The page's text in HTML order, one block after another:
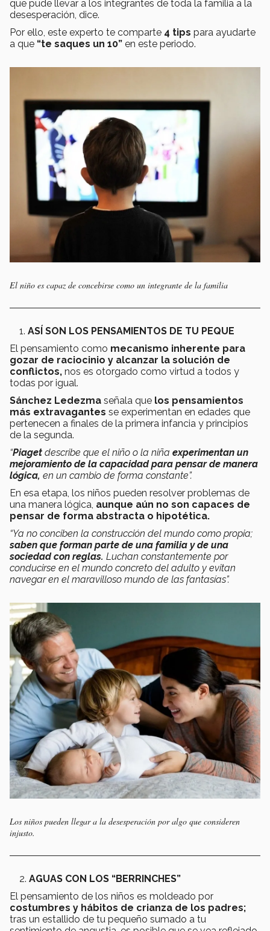
que pude llevar a los integrantes de toda la familia a la
desesperación, dice.
Por ello, este experto te comparte 4 tips para ayudarte
a que “te saques un 10” en este periodo.
El niño es capaz de concebirse como un integrante de la familia
ASÍ SON LOS PENSAMIENTOS DE TU PEQUE
El pensamiento como mecanismo inherente para
gozar de raciocinio y alcanzar la solución de
conflictos, nos es otorgado como virtud a todos y
todas por igual.
Sánchez Ledezma señala que los pensamientos
más extravagantes se experimentan en edades que
pertenecen a finales de la primera infancia y principios
de la segunda.
“Piaget describe que el niño o la niña experimentan un
mejoramiento de la capacidad para pensar de manera
lógica, en un cambio de forma constante”.
En esa etapa, los niños pueden resolver problemas de
una manera lógica, aunque aún no son capaces de
pensar de forma abstracta o hipotética.
“Ya no conciben la construcción del mundo como propia;
saben que forman parte de una familia y de una
sociedad con reglas. Luchan constantemente por
conducirse en el mundo concreto del adulto y evitan
navegar en el maravilloso mundo de las fantasías”.
Los niños pueden llegar a la desesperación por algo que consideren
injusto.
AGUAS CON LOS “BERRINCHES”
El pensamiento de los niños es moldeado por
costumbres y hábitos de crianza de los padres;
tras un estallido de tu pequeño sumado a tu